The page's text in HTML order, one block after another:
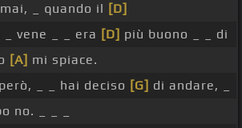
mai, _ quando il [D]
_ vene _ _ era [D] più buono _ _ di
[A] mi spiace.
però, _ _ hai deciso [G] di andare, _
no. _ _ _